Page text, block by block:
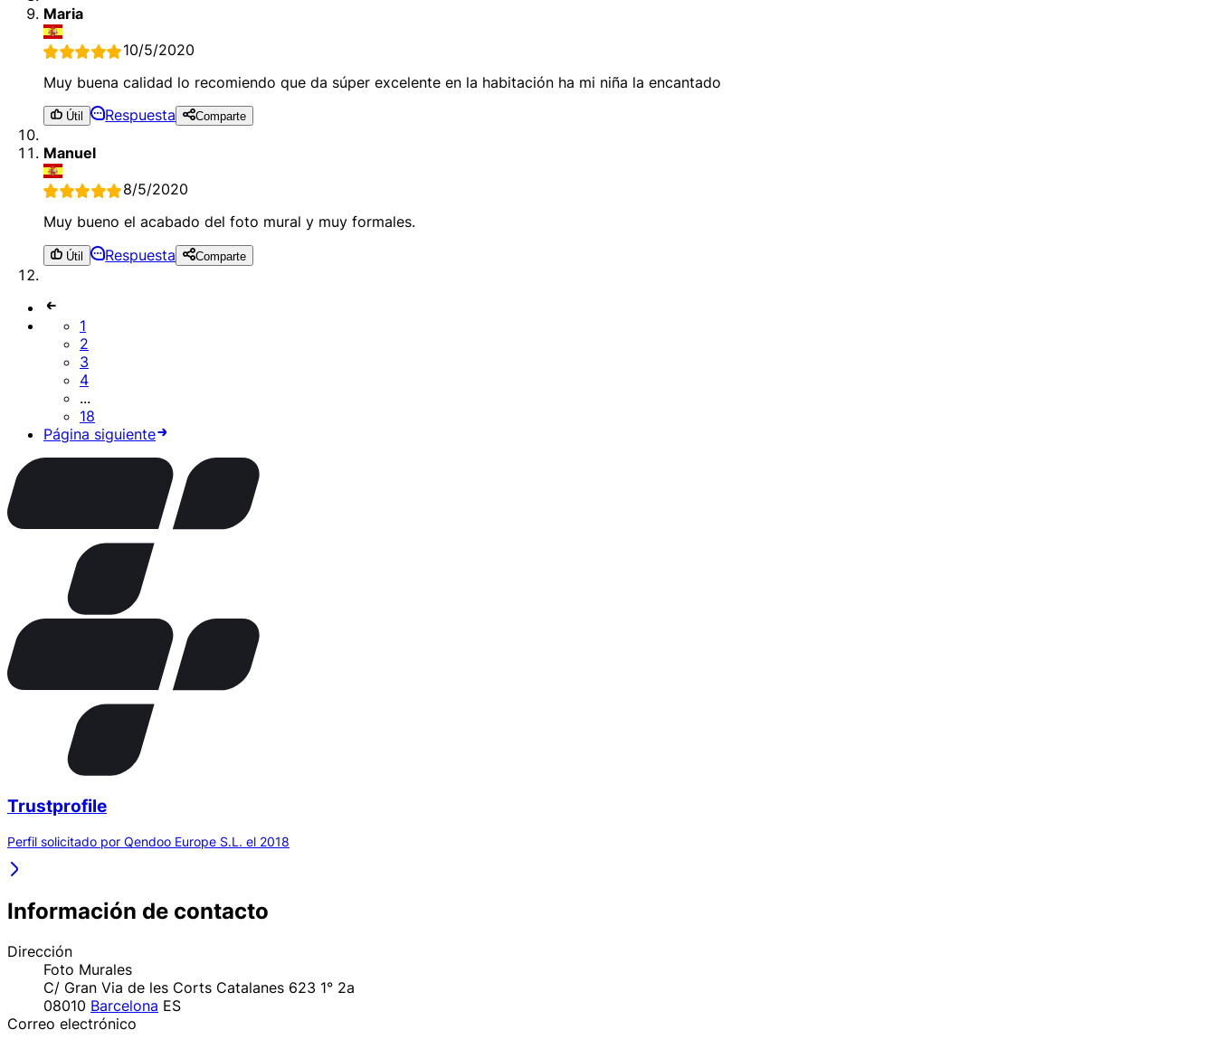
Maria
10/5/2020
Muy buena calidad lo recomiendo que da súper excelente en la habitación ha mi niña la encantado
Útil Respuesta Comparte
Manuel
8/5/2020
Muy bueno el acabado del foto mural y muy formales.
Útil Respuesta Comparte
1
2
3
4
...
18
Página siguiente
Trustprofile
Perfil solicitado por Qendoo Europe S.L. el 2018
Información de contacto
Dirección
Foto Murales
C/ Gran Via de les Corts Catalanes 623 1° 2a
08010 Barcelona ES
Correo electrónico